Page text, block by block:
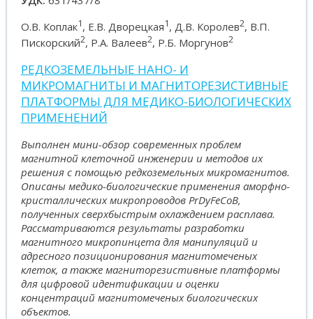
О.В. Коплак1, Е.В. Дворецкая1, Д.В. Королев2, В.П.
Пискорский2, Р.А. Валеев2, Р.Б. Моргунов2
РЕДКОЗЕМЕЛЬНЫЕ НАНО- И
МИКРОМАГНИТЫ И МАГНИТОРЕЗИСТИВНЫЕ
ПЛАТФОРМЫ ДЛЯ МЕДИКО-БИОЛОГИЧЕСКИХ
ПРИМЕНЕНИЙ
Выполнен мини-обзор современных проблем
магнитной клеточной инженерии и методов их
решения с помощью редкоземельных микромагнитов.
Описаны медико-биологические применения аморфно-
кристаллических микропроводов PrDyFeCoB,
полученных сверхбыстрым охлаждением расплава.
Рассматриваются результаты разработки
магнитного микропинцета для манипуляций и
адресного позиционирования магнитомеченых
клеток, а также магниторезистивные платформы
для цифровой идентификации и оценки
концентраций магнитомеченых биологических
объектов.